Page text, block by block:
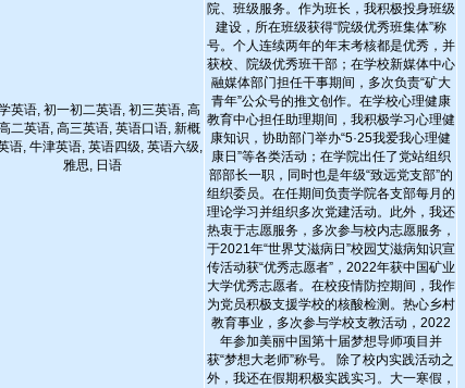
英语, 初一初二英语, 初三英语, 高
二英语, 高三英语, 英语口语, 新概
语, 牛津英语, 英语四级, 英语六级,
雅思, 日语
院、班级服务。作为班长，我积极投身班级
建设，所在班级获得“院级优秀班集体”称
号。个人连续两年的年末考核都是优秀，并
获校、院级优秀班干部；在学校新媒体中心
融媒体部门担任干事期间，多次负责“矿大
青年”公众号的推文创作。在学校心理健康
教育中心担任助理期间，我积极学习心理健
康知识，协助部门举办“5·25我爱我心理健
康日”等各类活动；在学院出任了党站组织
部部长一职，同时也是年级“致远党支部”的
组织委员。在任期间负责学院各支部每月的
理论学习并组织多次党建活动。此外，我还
热衷于志愿服务，多次参与校内志愿服务，
于2021年“世界艾滋病日”校园艾滋病知识宣
传活动获“优秀志愿者”，2022年获中国矿业
大学优秀志愿者。在校疫情防控期间，我作
为党员积极支援学校的核酸检测。热心乡村
教育事业，多次参与学校支教活动，2022
年参加美丽中国第十届梦想导师项目并
获“梦想大老师”称号。 除了校内实践活动之
外，我还在假期积极实践实习。大一寒假，